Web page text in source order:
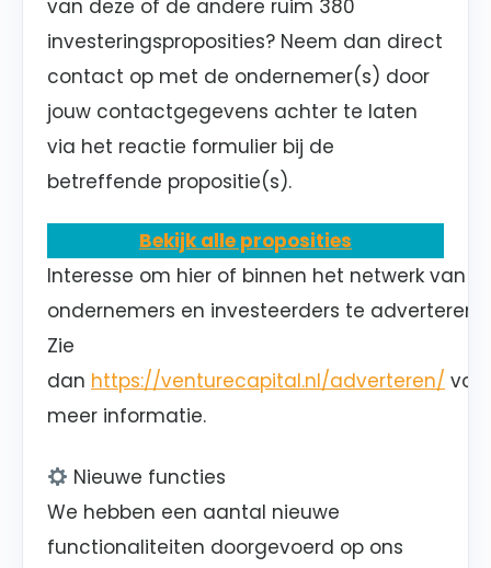
van deze of de andere ruim 380
investeringsproposities? Neem dan direct
contact op met de ondernemer(s) door
jouw contactgegevens achter te laten
via het reactie formulier bij de
betreffende propositie(s).
Bekijk alle proposities
Interesse om hier of binnen het netwerk van
ondernemers en investeerders te adverteren?
Zie
dan https://venturecapital.nl/adverteren/ voor
meer informatie.
Nieuwe functies
We hebben een aantal nieuwe
functionaliteiten doorgevoerd op ons